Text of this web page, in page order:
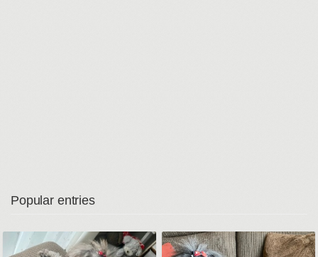
Popular entries